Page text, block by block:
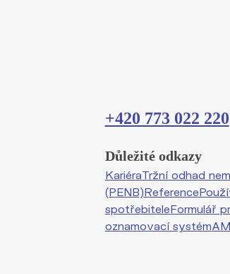
+420 773 022 220
Důležité odkazy
KariéraTržní odhad
(PENB)Reference
spotřebiteleFormulář
oznamovací systém